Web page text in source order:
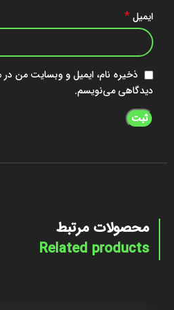
ایمیل*
ذخیره نام، ایمیل و وبسایت من در
دیدگاهی می‌نویسم.
محصولات مرتبط
Related products